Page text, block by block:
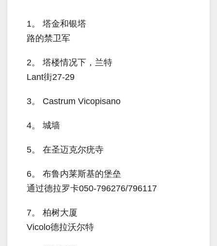
1。
塔金和银塔
路的禁卫军
2。
塔楼情况下，兰特
Lant街27-29
3。 Castrum Vicopisano
4。 城墙
5。 在圣迈克尔疣寺
6。
布鲁内莱斯基的堡垒
通过德拉罗卡050-796276/796117
7。
柏树大厦
Vicolo德拉沃尔特